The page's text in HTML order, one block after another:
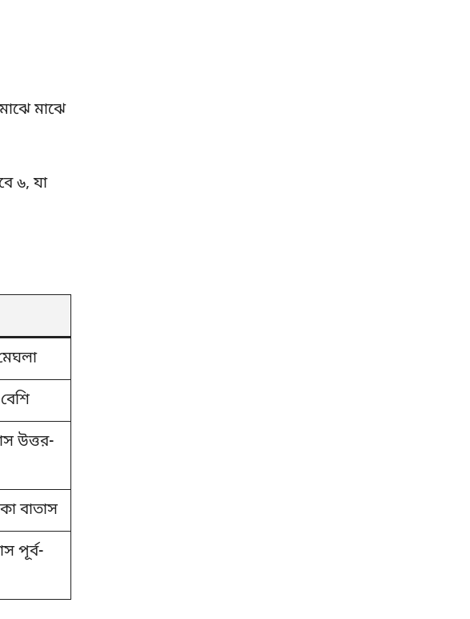
মাঝে
৬, যা
উত্তর-
বাতাস
পূর্ব-